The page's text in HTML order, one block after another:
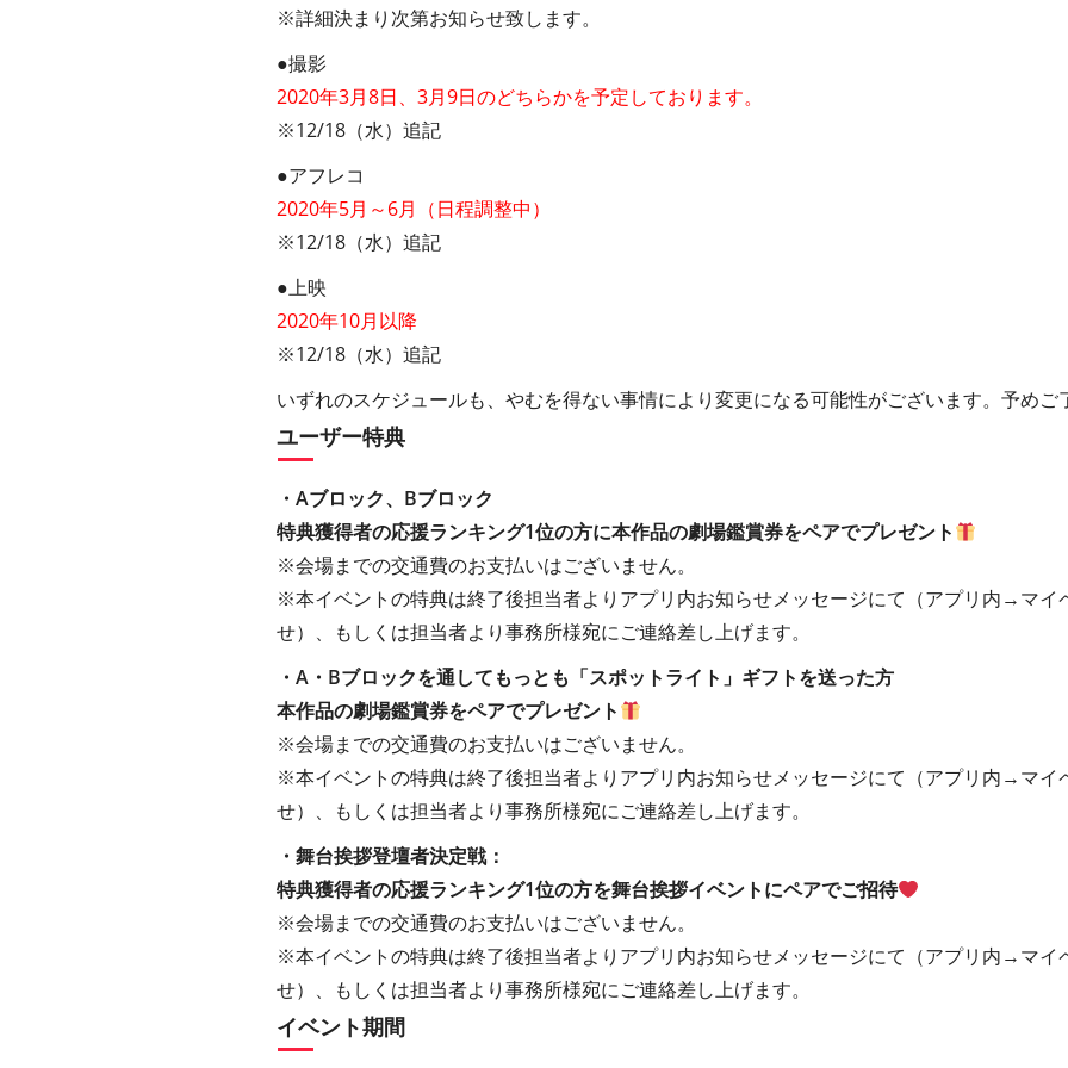
※詳細決まり次第お知らせ致します。
●撮影
2020年3月8日、3月9日のどちらかを予定しております。
※12/18（水）追記
●アフレコ
2020年5月～6月（日程調整中）
※12/18（水）追記
●上映
2020年10月以降
※12/18（水）追記
いずれのスケジュールも、やむを得ない事情により変更になる可能性がございます。予めご
ユーザー特典
・Aブロック、Bブロック
特典獲得者の応援ランキング1位の方に本作品の劇場鑑賞券をペアでプレゼント
※会場までの交通費のお支払いはございません。
※本イベントの特典は終了後担当者よりアプリ内お知らせメッセージにて（アプリ内→マ
せ）、もしくは担当者より事務所様宛にご連絡差し上げます。
・A・Bブロックを通してもっとも「スポットライト」ギフトを送った方
本作品の劇場鑑賞券をペアでプレゼント
※会場までの交通費のお支払いはございません。
※本イベントの特典は終了後担当者よりアプリ内お知らせメッセージにて（アプリ内→マ
せ）、もしくは担当者より事務所様宛にご連絡差し上げます。
・舞台挨拶登壇者決定戦：
特典獲得者の応援ランキング1位の方を舞台挨拶イベントにペアでご招待
※会場までの交通費のお支払いはございません。
※本イベントの特典は終了後担当者よりアプリ内お知らせメッセージにて（アプリ内→マ
せ）、もしくは担当者より事務所様宛にご連絡差し上げます。
イベント期間